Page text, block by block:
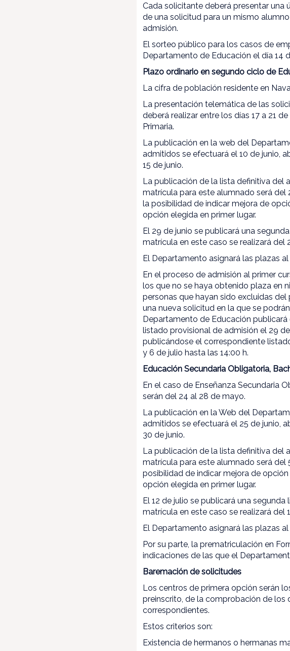
Cada solicitante deberá presentar una
de una solicitud para un mismo
admisión.
El sorteo público para los casos de
Departamento de Educación el día 14
Plazo ordinario en segundo ciclo de
La cifra de población residente en
La presentación telemática de las
deberá realizar entre los días 17 a 21
Primaria.
La publicación en la web del
admitidos se efectuará el 10 de junio,
15 de junio.
La publicación de la lista definitiva del
matrícula para este alumnado será del
la posibilidad de indicar mejora de
opción elegida en primer lugar.
El 29 de junio se publicará una
matrícula en este caso se realizará del
El Departamento asignará las plazas
En el proceso de admisión al primer
los que no se haya obtenido plaza en
personas que hayan sido excluidas
una nueva solicitud en la que se
Departamento de Educación publicará
listado provisional de admisión el 29
publicándose el correspondiente
y 6 de julio hasta las 14:00 h.
Educación Secundaria Obligatoria,
En el caso de Enseñanza Secundaria
serán del 24 al 28 de mayo.
La publicación en la Web del
admitidos se efectuará el 25 de junio,
30 de junio.
La publicación de la lista definitiva del
matrícula para este alumnado será del
posibilidad de indicar mejora de
opción elegida en primer lugar.
El 12 de julio se publicará una
matrícula en este caso se realizará del
El Departamento asignará las plazas
Por su parte, la prematriculación en
indicaciones de las que el
Baremación de solicitudes
Los centros de primera opción serán
preinscrito, de la comprobación de los
correspondientes.
Estos criterios son:
Existencia de hermanos o hermanas